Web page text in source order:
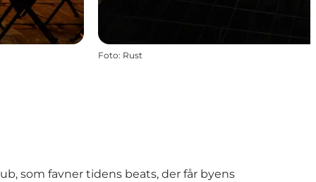
Foto: Rust
som favner tidens beats, der får byens